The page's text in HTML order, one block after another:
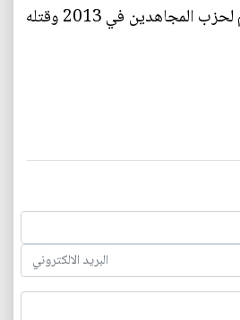
من العمر 24 عاما انضم لحزب المجاهدين في 2013 وقتله